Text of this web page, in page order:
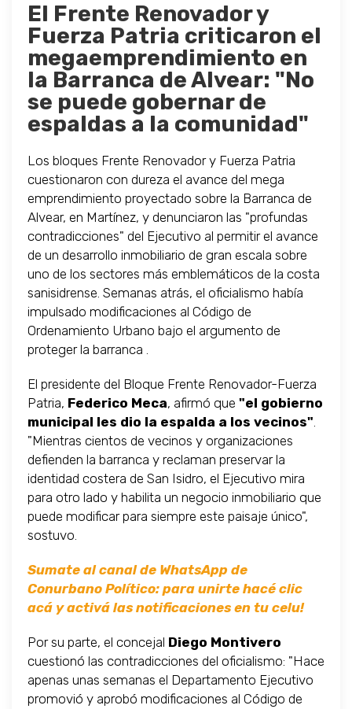
El Frente Renovador y
Fuerza Patria criticaron el
megaemprendimiento en
la Barranca de Alvear: "No
se puede gobernar de
espaldas a la comunidad"
Los bloques Frente Renovador y Fuerza Patria
cuestionaron con dureza el avance del mega
emprendimiento proyectado sobre la Barranca de
Alvear, en Martínez, y denunciaron las "profundas
contradicciones" del Ejecutivo al permitir el avance
de un desarrollo inmobiliario de gran escala sobre
uno de los sectores más emblemáticos de la costa
sanisidrense. Semanas atrás, el oficialismo había
impulsado modificaciones al Código de
Ordenamiento Urbano bajo el argumento de
proteger la barranca .
El presidente del Bloque Frente Renovador-Fuerza
Patria, Federico Meca, afirmó que "el gobierno
municipal les dio la espalda a los vecinos".
"Mientras cientos de vecinos y organizaciones
defienden la barranca y reclaman preservar la
identidad costera de San Isidro, el Ejecutivo mira
para otro lado y habilita un negocio inmobiliario que
puede modificar para siempre este paisaje único",
sostuvo.
Sumate al canal de WhatsApp de
Conurbano Político: para unirte hacé clic
acá y activá las notificaciones en tu celu!
Por su parte, el concejal Diego Montivero
cuestionó las contradicciones del oficialismo: "Hace
apenas unas semanas el Departamento Ejecutivo
promovió y aprobó modificaciones al Código de